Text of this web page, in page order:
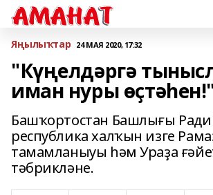
Яңылыҡтар 24 МАЯ 2020, 17:32
"Күңелдәргә
иман нуры
Башҡортостан Башлығы
республика халҡын изге
тамамланыуы һәм Ураҙа
тәбрикләне.